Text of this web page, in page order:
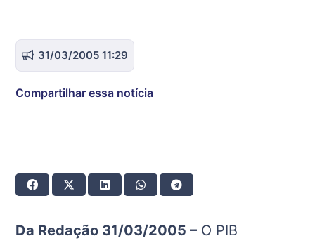
31/03/2005 11:29
Compartilhar essa notícia
Da Redação 31/03/2005 – O PIB